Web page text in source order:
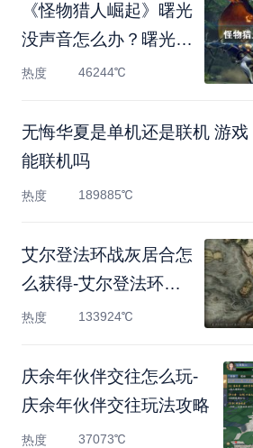
《怪物猎人崛起》曙光
没声音怎么办？曙光没
声
热度 46244℃
无悔华夏是单机还是联机 游戏
能联机吗
热度 189885℃
艾尔登法环战灰居合怎
么获得-艾尔登法环战
灰居
热度 133924℃
庆余年伙伴交往怎么玩-
庆余年伙伴交往玩法攻略
热度 37073℃